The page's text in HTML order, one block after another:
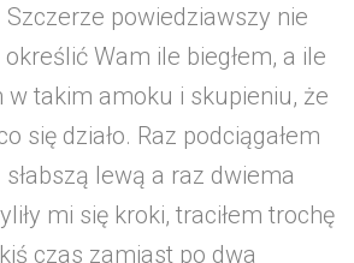
Szczerze powiedziawszy nie
Wam ile biegłem, a ile
w takim amoku i skupieniu, że
się działo. Raz podciągałem
lewą a raz dwiema
mi się kroki, traciłem trochę
czas zamiast po dwa